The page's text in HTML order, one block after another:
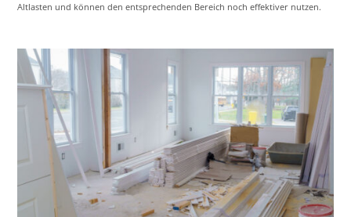
Altlasten und können den entsprechenden Bereich noch effektiver nutzen.